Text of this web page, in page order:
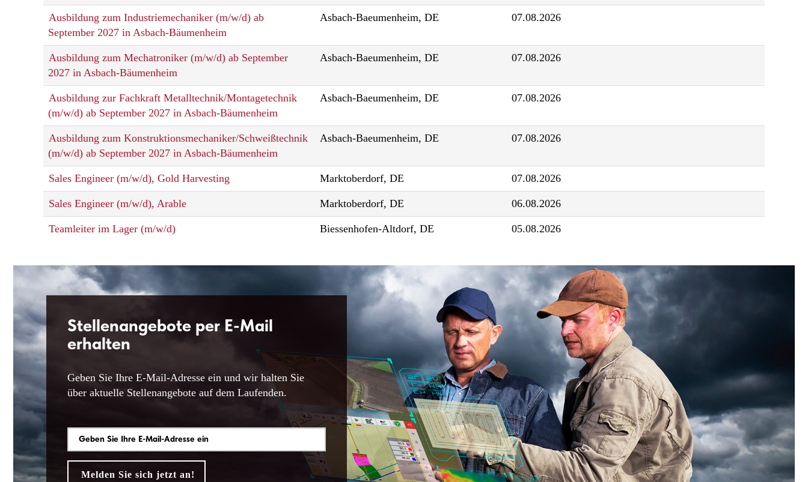
Ausbildung zum Industriemechaniker (m/w/d) ab
September 2027 in Asbach-Bäumenheim
Asbach-Baeumenheim, DE 07.08.2026
Ausbildung zum Mechatroniker (m/w/d) ab September
2027 in Asbach-Bäumenheim
Asbach-Baeumenheim, DE 07.08.2026
Ausbildung zur Fachkraft Metalltechnik/Montagetechnik
(m/w/d) ab September 2027 in Asbach-Bäumenheim
Asbach-Baeumenheim, DE 07.08.2026
Ausbildung zum Konstruktionsmechaniker/Schweißtechnik
(m/w/d) ab September 2027 in Asbach-Bäumenheim
Asbach-Baeumenheim, DE 07.08.2026
Sales Engineer (m/w/d), Gold Harvesting Marktoberdorf, DE 07.08.2026
Sales Engineer (m/w/d), Arable Marktoberdorf, DE 06.08.2026
Teamleiter im Lager (m/w/d) Biessenhofen-Altdorf, DE 05.08.2026
Stellenangebote per E-Mail
erhalten
Geben Sie Ihre E-Mail-Adresse ein und wir halten Sie
über aktuelle Stellenangebote auf dem Laufenden.